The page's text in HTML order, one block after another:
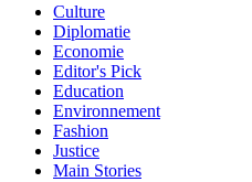
Culture
Diplomatie
Economie
Editor's Pick
Education
Environnement
Fashion
Justice
Main Stories